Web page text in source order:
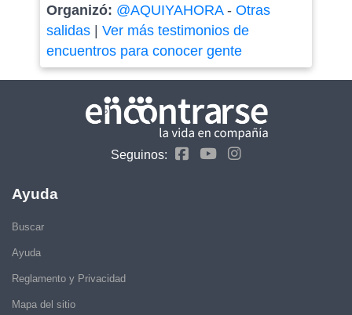
Organizó: @AQUIYAHORA- Otras
salidas| Ver más testimonios de
encuentros para conocer gente
Seguinos:
Ayuda
Buscar
Ayuda
Reglamento y Privacidad
Mapa del sitio